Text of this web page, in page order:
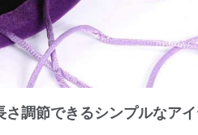
調節できるシンプルなア